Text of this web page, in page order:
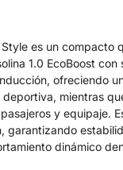
es un
1.0 EcoBoost
ofreciendo
mientras
y equipaje.
dinámico